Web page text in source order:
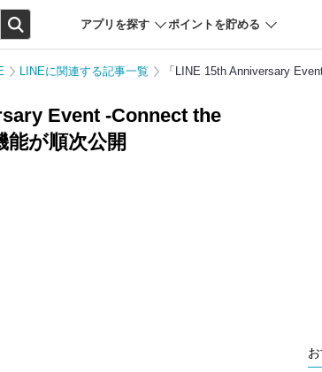
アプリを探す ポイントを貯める
LINEに関連する記事一覧 「LINE 15th Anniversary
Event -Connect the
能が順次公開